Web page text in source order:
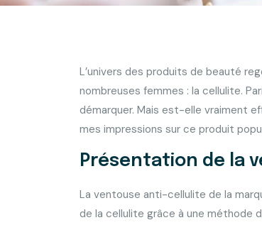
L’univers des produits de beauté
nombreuses femmes : la cellulite.
démarquer. Mais est-elle vraiment
mes impressions sur ce produit
Présentation de la
La ventouse anti-cellulite de la
de la cellulite grâce à une méthode